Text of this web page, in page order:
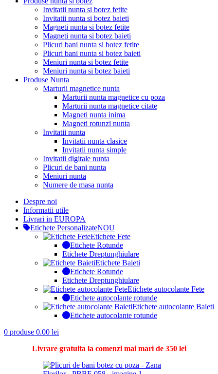
Invitatii nunta si botez fetite
Invitatii nunta si botez baieti
Magneti nunta si botez fetite
Magneti nunta si botez baieti
Plicuri bani nunta si botez fetite
Plicuri bani nunta si botez baieti
Meniuri nunta si botez fetite
Meniuri nunta si botez baieti
Produse Nunta
Marturii magnetice nunta
Marturii nunta magnetice cu poza
Marturii nunta magnetice citate
Magneti nunta inima
Magneti rotunzi nunta
Invitatii nunta
Invitatii nunta clasice
Invitatii nunta simple
Invitatii digitale nunta
Plicuri de bani nunta
Meniuri nunta
Numere de masa nunta
Despre noi
Informatii utile
Livrari in EUROPA
Etichete PersonalizateNOU
Etichete Fete
Etichete Rotunde
Etichete Dreptunghiulare
Etichete Baieti
Etichete Rotunde
Etichete Dreptunghiulare
Etichete autocolante Fete
Etichete autocolante rotunde
Etichete autocolante Baieti
Etichete autocolante rotunde
0 produse 0.00 lei
Livrare gratuita la comenzi mai mari de 350 lei